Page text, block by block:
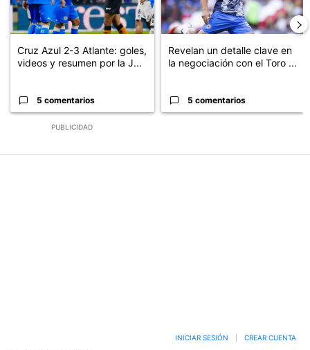
PUBLICIDAD
Cruz Azul 2-3 Atlante: goles,
videos y resumen por la J...
5 comentarios
Revelan un detalle clave en
la negociación con el Toro ...
5 comentarios
INICIAR SESIÓN CREAR CUENTA